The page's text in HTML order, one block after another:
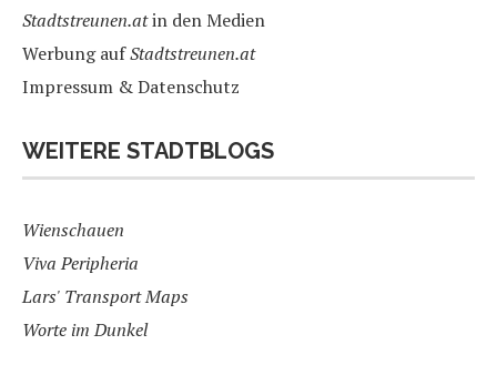
Stadtstreunen.atin den Medien
Werbung aufStadtstreunen.at
Impressum & Datenschutz
WEITERE STADTBLOGS
Wienschauen
Viva Peripheria
Lars' Transport Maps
Worte im Dunkel